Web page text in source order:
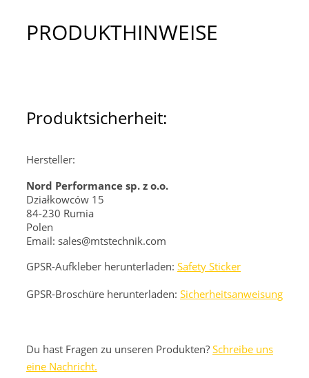
PRODUKTHINWEISE
Produktsicherheit:
Hersteller:
Nord Performance sp. z o.o.
Działkowców 15
84-230 Rumia
Polen
Email: sales@mtstechnik.com
GPSR-Aufkleber herunterladen: Safety Sticker
GPSR-Broschüre herunterladen: Sicherheitsanweisung
Du hast Fragen zu unseren Produkten? Schreibe uns
eine Nachricht.